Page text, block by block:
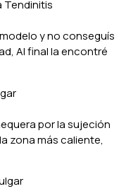
Tendinitis
y no conseguís
Al final la encontré
por la sujeción
zona más caliente,